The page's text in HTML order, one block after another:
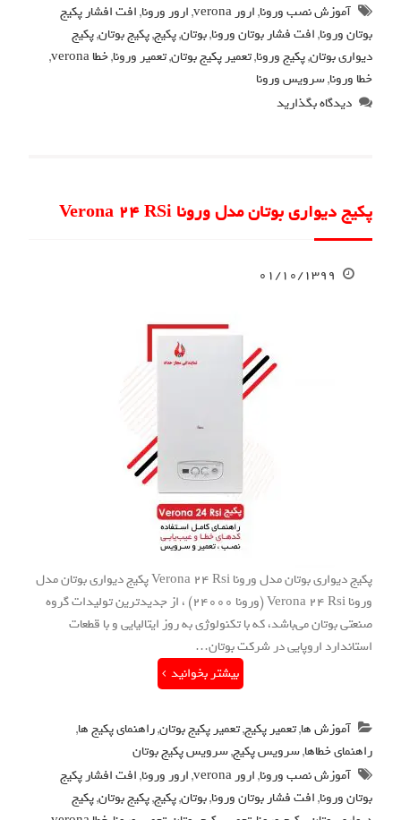
آموزش نصب ورونا,ارور verona ,ارور ورونا,افت افشار پکیج
بوتان ورونا,افت فشار بوتان ورونا,بوتان,پکیج,پکیج بوتان,پکیج
دیواری بوتان,پکیج ورونا,تعمیر پکیج بوتان,تعمیر ورونا,خطا verona
,
خطا ورونا,سرویس ورونا
دیدگاه بگذارید
پکیج دیواری بوتان مدل ورونا Verona 24 RSi
۰۱/۱۰/۱۳۹۹
پکیج دیواری بوتان مدل ورونا Verona 24 Rsi پکیج دیواری بوتان مدل
ورونا Verona 24 Rsi (ورونا 24000) ، از جدیدترین تولیدات گروه
صنعتی بوتان می‌باشد، که با تکنولوژی به روز ایتالیایی و با قطعات
استاندارد اروپایی در شرکت بوتان…
بیشتر بخوانید
آموزش ها,تعمیر پکیج,تعمیر پکیج بوتان,راهنمای پکیج ها,
راهنمای خطاها,سرویس پکیج,سرویس پکیج بوتان
آموزش نصب ورونا,ارور verona ,ارور ورونا,افت افشار پکیج
بوتان ورونا,افت فشار بوتان ورونا,بوتان,پکیج,پکیج بوتان,پکیج